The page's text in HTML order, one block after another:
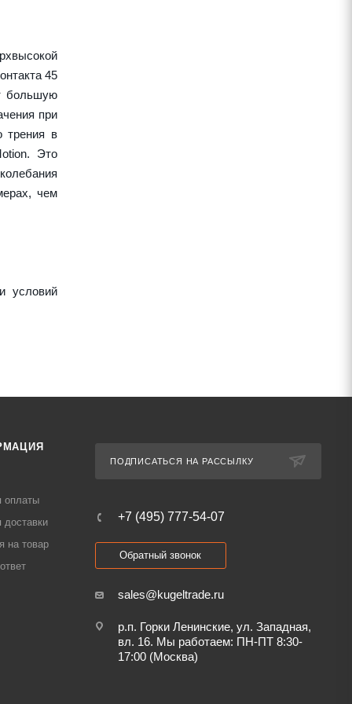
45
большую
при
трения в
Это
чем
условий
оплаты
доставки
на товар
ПОДПИСАТЬСЯ НА РАССЫЛКУ
+7 (495) 777-54-07
Обратный звонок
sales@kugeltrade.ru
р.п. Горки Ленинские, ул. Западная,
вл. 16. Мы работаем: ПН-ПТ 8:30-
17:00 (Москва)